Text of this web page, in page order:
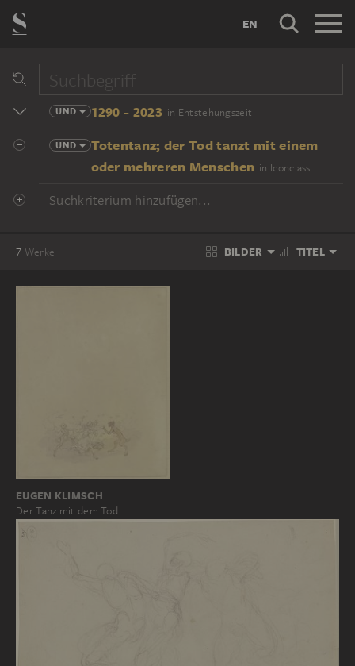
EN
UND 1290 - 2023 in Entstehungszeit
UND
Totentanz; der Tod tanzt mit einem
oder mehreren Menschen in Iconclass
Suchkriterium hinzufügen...
7 Werke BILDER TITEL
EUGEN KLIMSCH
Der Tanz mit dem Tod